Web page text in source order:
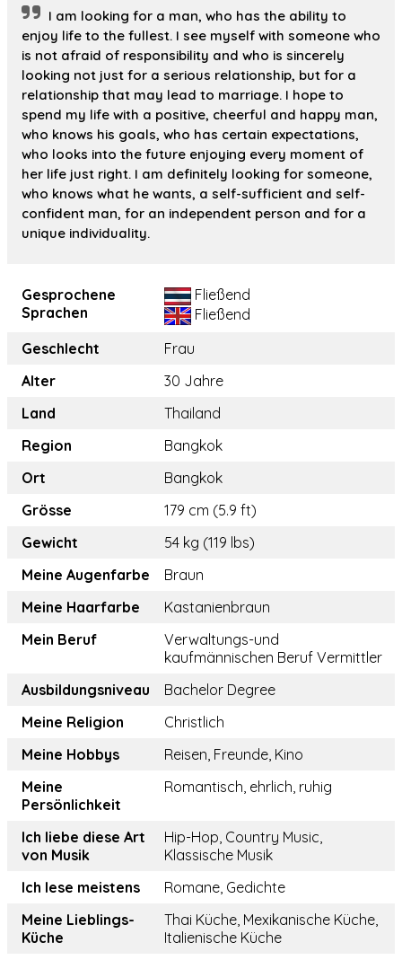
I am looking for a man, who has the ability to
enjoy life to the fullest. I see myself with someone who
is not afraid of responsibility and who is sincerely
looking not just for a serious relationship, but for a
relationship that may lead to marriage. I hope to
spend my life with a positive, cheerful and happy man,
who knows his goals, who has certain expectations,
who looks into the future enjoying every moment of
her life just right. I am definitely looking for someone,
who knows what he wants, a self-sufficient and self-
confident man, for an independent person and for a
unique individuality.
Gesprochene
Sprachen
Fließend
Fließend
Geschlecht
Frau
Alter
30 Jahre
Land
Thailand
Region
Bangkok
Ort
Bangkok
Grösse
179 cm (5.9 ft)
Gewicht
54 kg (119 lbs)
Meine Augenfarbe
Braun
Meine Haarfarbe
Kastanienbraun
Mein Beruf
Verwaltungs-und
kaufmännischen Beruf Vermittler
Ausbildungsniveau
Bachelor Degree
Meine Religion
Christlich
Meine Hobbys
Reisen, Freunde, Kino
Meine
Persönlichkeit
Romantisch, ehrlich, ruhig
Ich liebe diese Art
von Musik
Hip-Hop, Country Music,
Klassische Musik
Ich lese meistens
Romane, Gedichte
Meine Lieblings-
Küche
Thai Küche, Mexikanische Küche,
Italienische Küche